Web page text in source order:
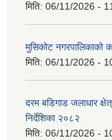
मिति: 06/11/2026 -
मुसिकोट नगरपालिकाको
मिति: 06/11/2026 -
दरम बडिगाड जलाधार
निर्देशिका २०८२
मिति: 06/11/2026 -